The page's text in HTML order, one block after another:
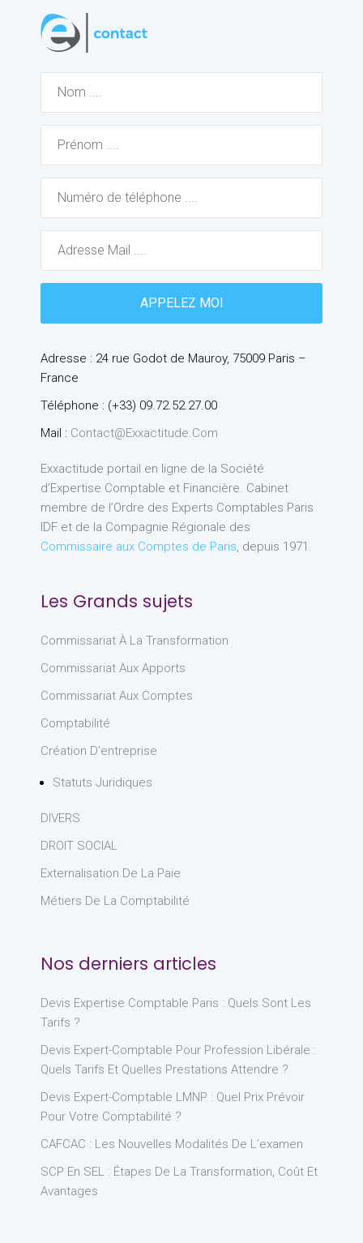
Adresse : 24 rue Godot de Mauroy, 75009 Paris –
France
Téléphone : (+33) 09.72.52.27.00
Mail : Contact@exxactitude.com
Exxactitude portail en ligne de la Société
d’Expertise Comptable et Financière. Cabinet
membre de l’Ordre des Experts Comptables Paris
IDF et de la Compagnie Régionale des
Commissaire aux Comptes de Paris, depuis 1971.
Les Grands sujets
Commissariat À La Transformation
Commissariat Aux Apports
Commissariat Aux Comptes
Comptabilité
Création D'entreprise
Statuts Juridiques
DIVERS
DROIT SOCIAL
Externalisation De La Paie
Métiers De La Comptabilité
Nos derniers articles
Devis Expertise Comptable Paris : Quels Sont Les
Tarifs ?
Devis Expert-Comptable Pour Profession Libérale :
Quels Tarifs Et Quelles Prestations Attendre ?
Devis Expert-Comptable LMNP : Quel Prix Prévoir
Pour Votre Comptabilité ?
CAFCAC : Les Nouvelles Modalités De L’examen
SCP En SEL : Étapes De La Transformation, Coût Et
Avantages